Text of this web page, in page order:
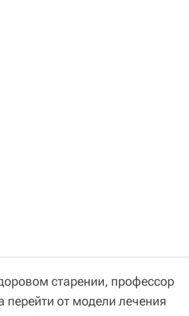
старении, профессор
от модели лечения